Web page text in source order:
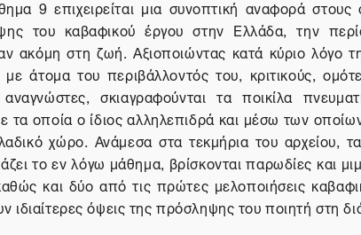
9 επιχειρείται μια συνοπτική αναφορά
του καβαφικού έργου στην Ελλάδα, την
ακόμη στη ζωή. Αξιοποιώντας κατά κύριο λόγο
άτομα του περιβάλλοντός του, κριτικούς,
σκιαγραφούνται τα ποικίλα
τα οποία ο ίδιος αλληλεπιδρά και μέσω των
χώρο. Ανάμεσα στα τεκμήρια του αρχείου,
το εν λόγω μάθημα, βρίσκονται παρωδίες και
και δύο από τις πρώτες μελοποιήσεις
ιδιαίτερες όψεις της πρόσληψης του ποιητή στη